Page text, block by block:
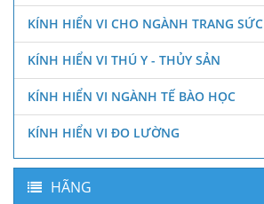
KÍNH HIỂN VI CHO NGÀNH TRANG SỨC
KÍNH HIỂN VI THÚ Y - THỦY SẢN
KÍNH HIỂN VI NGÀNH TẾ BÀO HỌC
KÍNH HIỂN VI ĐO LƯỜNG
HÃNG